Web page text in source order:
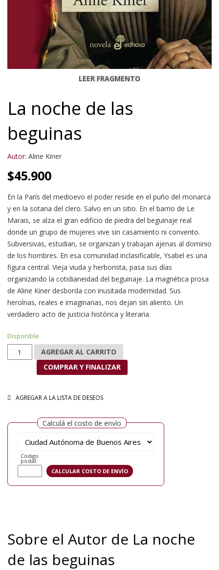
LEER FRAGMENTO
La noche de las
beguinas
Autor: Aline Kiner
$45.900
En la París del medioevo el poder reside en el puño del monarca
y en la sotana del clero. Salvo en un sitio. En el barrio de Le
Marais, se alza el gran edificio de piedra del beguinaje real
donde un grupo de mujeres vive sin casamiento ni convento.
Subversivas, estudian, se organizan y trabajan ajenas al dominio
de los hombres. En esa comunidad inclasificable, Ysabel es una
figura central. Vieja viuda y herborista, pasa sus días
organizando la cotidianeidad del beguinaje. La magnética prosa
de Aline Kiner desborda con inusitada modernidad. Sus
heroínas, reales e imaginarias, nos dejan sin aliento. Un
verdadero acto de justicia histórica y literaria.
Disponible
La noche de las beguinas cantidad
AGREGAR AL CARRITO
COMPRAR Y FINALIZAR
AGREGAR A LA LISTA DE DESEOS
Calculá el costo de envío
Código
postal
Sobre el Autor de La noche
de las beguinas